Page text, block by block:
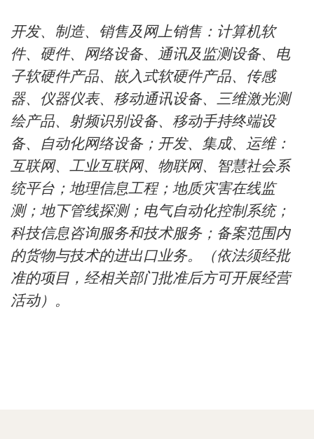
开发、制造、销售及网上销售：计算机软
件、硬件、网络设备、通讯及监测设备、电
子软硬件产品、嵌入式软硬件产品、传感
器、仪器仪表、移动通讯设备、三维激光测
绘产品、射频识别设备、移动手持终端设
备、自动化网络设备；开发、集成、运维：
互联网、工业互联网、物联网、智慧社会系
统平台；地理信息工程；地质灾害在线监
测；地下管线探测；电气自动化控制系统；
科技信息咨询服务和技术服务；备案范围内
的货物与技术的进出口业务。（依法须经批
准的项目，经相关部门批准后方可开展经营
活动）。